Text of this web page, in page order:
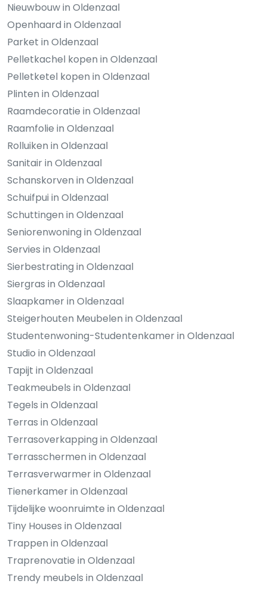
Nieuwbouw in Oldenzaal
Openhaard in Oldenzaal
Parket in Oldenzaal
Pelletkachel kopen in Oldenzaal
Pelletketel kopen in Oldenzaal
Plinten in Oldenzaal
Raamdecoratie in Oldenzaal
Raamfolie in Oldenzaal
Rolluiken in Oldenzaal
Sanitair in Oldenzaal
Schanskorven in Oldenzaal
Schuifpui in Oldenzaal
Schuttingen in Oldenzaal
Seniorenwoning in Oldenzaal
Servies in Oldenzaal
Sierbestrating in Oldenzaal
Siergras in Oldenzaal
Slaapkamer in Oldenzaal
Steigerhouten Meubelen in Oldenzaal
Studentenwoning-Studentenkamer in Oldenzaal
Studio in Oldenzaal
Tapijt in Oldenzaal
Teakmeubels in Oldenzaal
Tegels in Oldenzaal
Terras in Oldenzaal
Terrasoverkapping in Oldenzaal
Terrasschermen in Oldenzaal
Terrasverwarmer in Oldenzaal
Tienerkamer in Oldenzaal
Tijdelijke woonruimte in Oldenzaal
Tiny Houses in Oldenzaal
Trappen in Oldenzaal
Traprenovatie in Oldenzaal
Trendy meubels in Oldenzaal